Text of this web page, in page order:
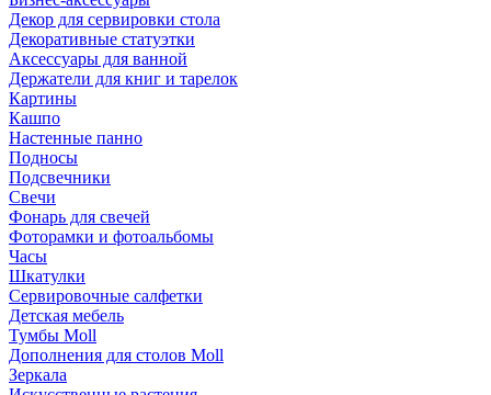
Декор для сервировки стола
Декоративные статуэтки
Аксессуары для ванной
Держатели для книг и тарелок
Картины
Кашпо
Настенные панно
Подносы
Подсвечники
Свечи
Фонарь для свечей
Фоторамки и фотоальбомы
Часы
Шкатулки
Сервировочные салфетки
Детская мебель
Тумбы Moll
Дополнения для столов Moll
Зеркала